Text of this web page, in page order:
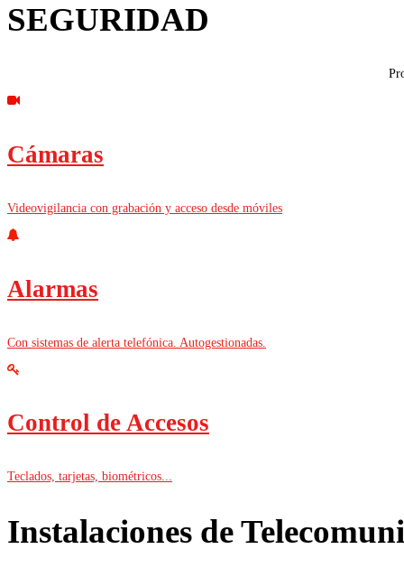
SEGURIDAD
Cámaras
Videovigilancia con grabación y acceso desde móviles
Alarmas
Con sistemas de alerta telefónica. Autogestionadas.
Control de Accesos
Teclados, tarjetas, biométricos...
Instalaciones de